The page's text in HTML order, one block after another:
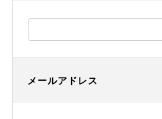
メールアドレス